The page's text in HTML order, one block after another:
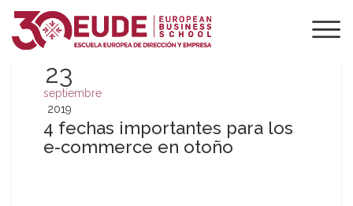
23
septiembre
2019
4 fechas importantes para los
e-commerce en otoño